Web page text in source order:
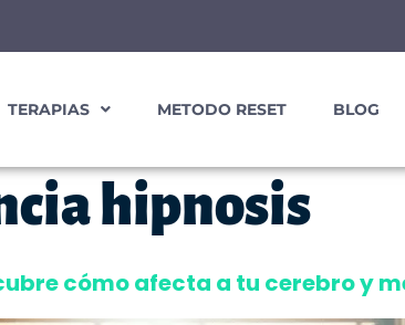
TERAPIAS METODO RESET BLOG
hipnosis
cómo afecta a tu cerebro y